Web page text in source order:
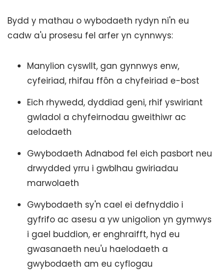
Bydd y mathau o wybodaeth rydyn ni'n eu
cadw a'u prosesu fel arfer yn cynnwys:
Manylion cyswllt, gan gynnwys enw,
cyfeiriad, rhifau ffôn a chyfeiriad e-bost
Eich rhywedd, dyddiad geni, rhif yswiriant
gwladol a chyfeirnodau gweithiwr ac
aelodaeth
Gwybodaeth Adnabod fel eich pasbort neu
drwydded yrru i gwblhau gwiriadau
marwolaeth
Gwybodaeth sy'n cael ei defnyddio i
gyfrifo ac asesu a yw unigolion yn gymwys
i gael buddion, er enghraifft, hyd eu
gwasanaeth neu'u haelodaeth a
gwybodaeth am eu cyflogau